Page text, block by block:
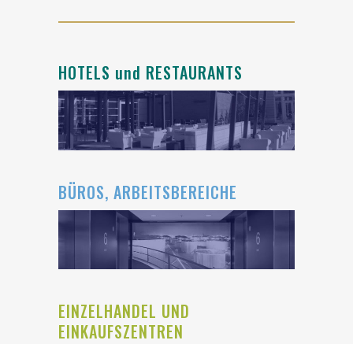
HOTELS und RESTAURANTS
BÜROS, ARBEITSBEREICHE
EINZELHANDEL UND
EINKAUFSZENTREN